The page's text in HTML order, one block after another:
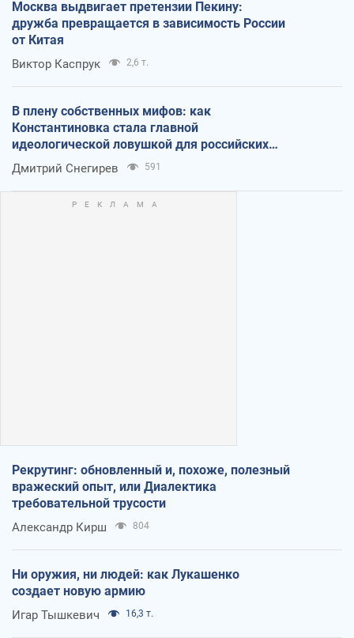
Москва выдвигает претензии Пекину:
дружба превращается в зависимость России
от Китая
Виктор Каспрук 2,6 т.
В плену собственных мифов: как
Константиновка стала главной
идеологической ловушкой для российских
оккупантов
Дмитрий Снегирев 591
Рекрутинг: обновленный и, похоже, полезный
вражеский опыт, или Диалектика
требовательной трусости
Александр Кирш 804
Ни оружия, ни людей: как Лукашенко
создает новую армию
Игар Тышкевич 16,3 т.